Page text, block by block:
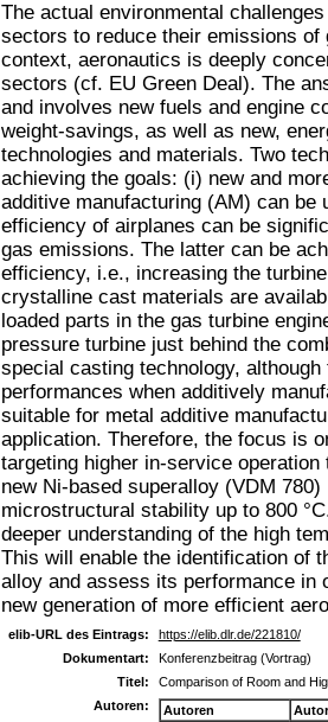
The actual environmental
sectors to reduce their emissions
context, aeronautics is deeply
sectors (cf. EU Green Deal). The
and involves new fuels and engine
weight-savings, as well as new,
technologies and materials. Two
achieving the goals: (i) new and
additive manufacturing (AM) can be
efficiency of airplanes can be
gas emissions. The latter can be
efficiency, i.e., increasing the
crystalline cast materials are
loaded parts in the gas turbine
pressure turbine just behind the
special casting technology,
performances when additively
suitable for metal additive
application. Therefore, the focus is
targeting higher in-service
new Ni-based superalloy (VDM
microstructural stability up to 800
deeper understanding of the high
This will enable the identification of
alloy and assess its performance in
new generation of more efficient
elib-URL des Eintrags:
https://elib.dlr.de/221810/
Dokumentart:
Konferenzbeitrag (Vortrag)
Titel:
Comparison of Room and
Autoren:
Autoren